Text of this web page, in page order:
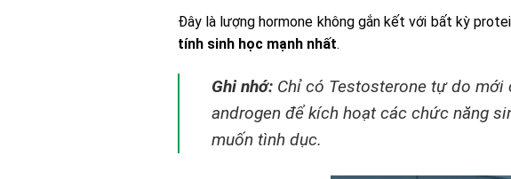
Đây là lượng hormone không gắn kết với bất kỳ
tính sinh học mạnh nhất.
Ghi nhớ:Chỉ có Testosterone tự do mới
androgen để kích hoạt các chức năng
muốn tình dục.